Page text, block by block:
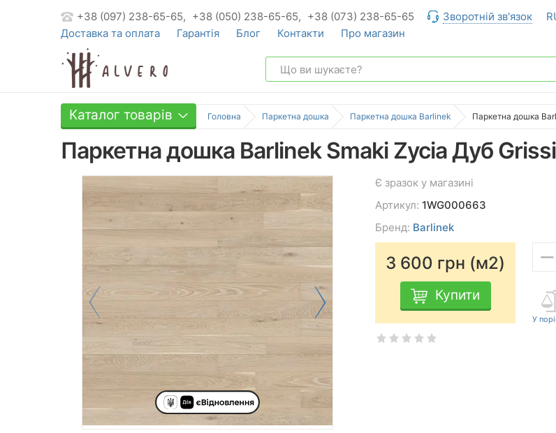
+38 (097) 238-65-65, +38 (050) 238-65-65, +38 (073) 238-65-65 Зворотній зв'язок
Доставка та оплата
Гарантія Блог Контакти Про магазин
Каталог товарів Головна Паркетна дошка Паркетна дошка Barlinek Паркетна дошка
Паркетна дошка Barlinek Smaki Zycia Дуб
Є зразок у магазині
Артикул: 1WG000663
Бренд: Barlinek
3 600 грн (м2)
Купити
−